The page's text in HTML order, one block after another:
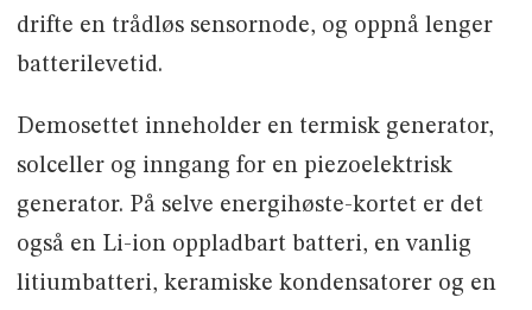
drifte en trådløs sensornode, og oppnå lenger
batterilevetid.
Demosettet inneholder en termisk generator,
solceller og inngang for en piezoelektrisk
generator. På selve energihøste-kortet er det
også en Li-ion oppladbart batteri, en vanlig
litiumbatteri, keramiske kondensatorer og en